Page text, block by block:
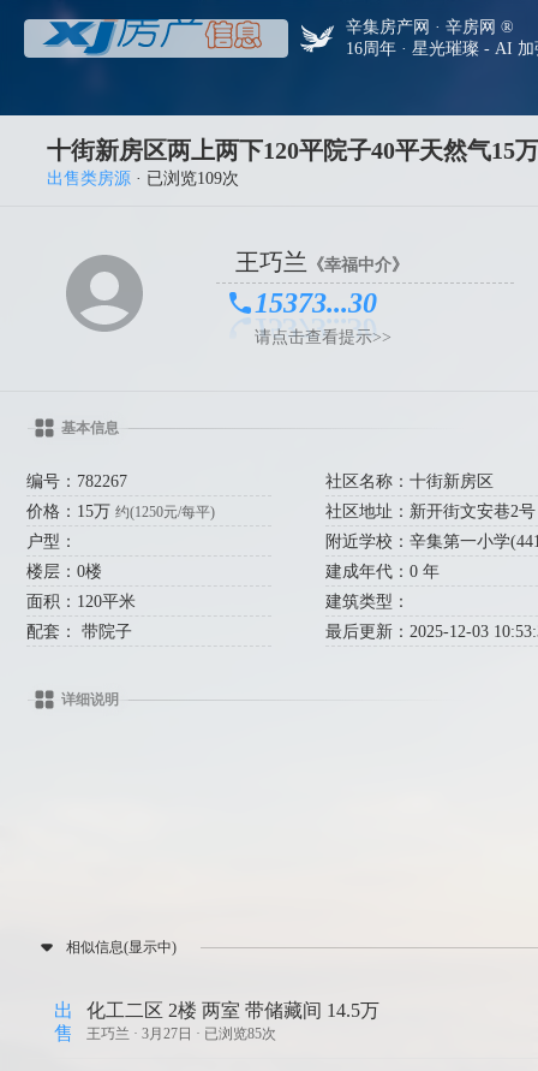
辛集房产网 · 辛房网 ®
16周年 · 星光璀璨 - AI
十街新房区两上两下120平院子40平天然气15万
出售类房源 · 已浏览109次
王巧兰 《幸福中介》
15373...30
请点击查看提示>>
基本信息
编号：782267
价格：15万约(1250元/每平)
户型：
楼层：0楼
面积：120平米
配套： 带院子
社区名称：十街新房区
社区地址：新开街文安巷2号
附近学校：辛集第一小学
建成年代：0 年
建筑类型：
最后更新：2025-12-03
详细说明
相似信息(显示中)
出
售
化工二区 2楼 两室 带储藏间 14.5万
王巧兰 ·3月27日 · 已浏览85次